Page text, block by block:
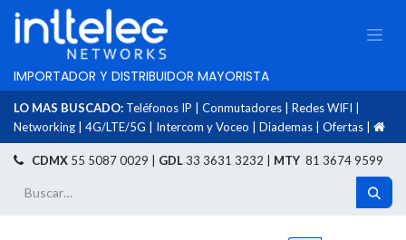
IMPORTADOR Y DISTRIBUIDOR MAYORISTA
LO MAS BUSCADO: Teléfonos IP Conmutadores Redes WIFI
Networking
4G/LTE/5G Intercom y Voceo Diademas Ofertas
CDMX 55 5087 0029 | GDL33 3631 3232 | MTY 81 3674 9599